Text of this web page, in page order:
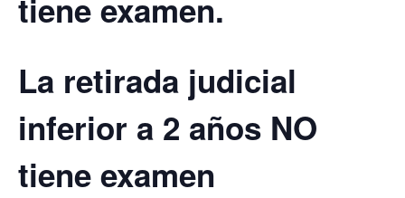
tiene examen.
La retirada judicial
inferior a 2 años NO
tiene examen